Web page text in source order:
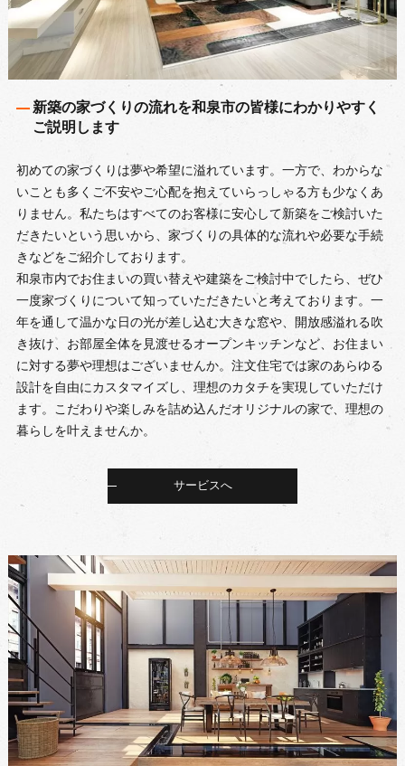
新築の家づくりの流れを和泉市の皆様にわかりやすく
ご説明します
初めての家づくりは夢や希望に溢れています。一方で、わからな
いことも多くご不安やご心配を抱えていらっしゃる方も少なくあ
りません。私たちはすべてのお客様に安心して新築をご検討いた
だきたいという思いから、家づくりの具体的な流れや必要な手続
きなどをご紹介しております。
和泉市内でお住まいの買い替えや建築をご検討中でしたら、ぜひ
一度家づくりについて知っていただきたいと考えております。一
年を通して温かな日の光が差し込む大きな窓や、開放感溢れる吹
き抜け、お部屋全体を見渡せるオープンキッチンなど、お住まい
に対する夢や理想はございませんか。注文住宅では家のあらゆる
設計を自由にカスタマイズし、理想のカタチを実現していただけ
ます。こだわりや楽しみを詰め込んだオリジナルの家で、理想の
暮らしを叶えませんか。
サービスへ